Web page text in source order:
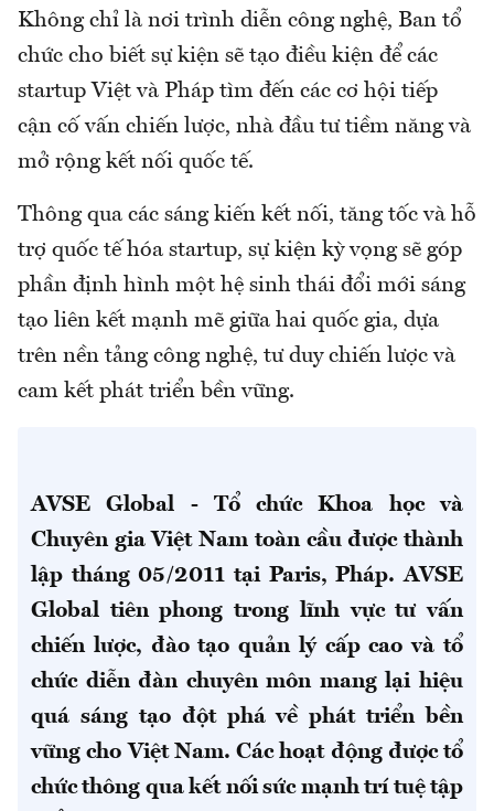
Không chỉ là nơi trình diễn công nghệ, Ban tổ
chức cho biết sự kiện sẽ tạo điều kiện để các
startup Việt và Pháp tìm đến các cơ hội tiếp
cận cố vấn chiến lược, nhà đầu tư tiềm năng và
mở rộng kết nối quốc tế.
Thông qua các sáng kiến kết nối, tăng tốc và hỗ
trợ quốc tế hóa startup, sự kiện kỳ vọng sẽ góp
phần định hình một hệ sinh thái đổi mới sáng
tạo liên kết mạnh mẽ giữa hai quốc gia, dựa
trên nền tảng công nghệ, tư duy chiến lược và
cam kết phát triển bền vững.
AVSE Global - Tổ chức Khoa học và
Chuyên gia Việt Nam toàn cầu được thành
lập tháng 05/2011 tại Paris, Pháp. AVSE
Global tiên phong trong lĩnh vực tư vấn
chiến lược, đào tạo quản lý cấp cao và tổ
chức diễn đàn chuyên môn mang lại hiệu
quá sáng tạo đột phá về phát triển bền
vững cho Việt Nam. Các hoạt động được tổ
chức thông qua kết nối sức mạnh trí tuệ tập